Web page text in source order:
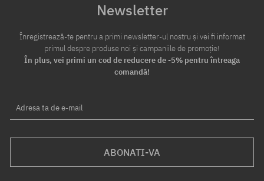
Newsletter
Înregistrează-te pentru a primi newsletter-ul nostru și vei fi informat
primul despre produse noi și campaniile de promoție!
În plus, vei primi un cod de reducere de -5% pentru întreaga
comandă!
Adresa ta de e-mail
ABONATI-VA